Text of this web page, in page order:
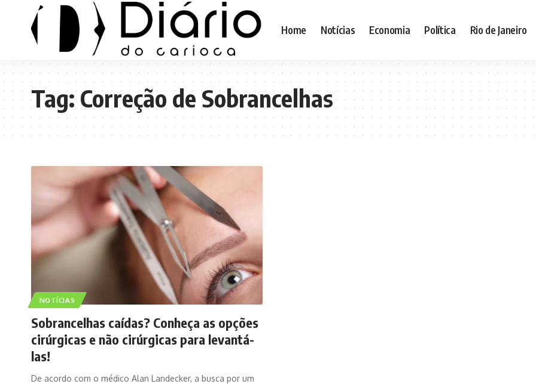
Home Notícias Economia Política Rio de Janeiro
Tag:Correção de Sobrancelhas
NOTÍCIAS
Sobrancelhas caídas? Conheça as opções
cirúrgicas e não cirúrgicas para levantá-
las!
De acordo com o médico Alan Landecker, a busca por um